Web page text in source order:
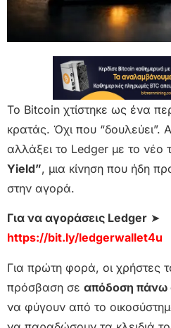
Το Bitcoin χτίστηκε ως ένα
κρατάς. Όχι που “δουλεύει”.
αλλάξει το Ledger με το νέο
Yield”, μια κίνηση που ήδη
στην αγορά.
Για να αγοράσεις Ledger ➤
https://bit.ly/ledgerwallet4u
Για πρώτη φορά, οι χρήστες
πρόσβαση σε απόδοση πάνω
να φύγουν από το